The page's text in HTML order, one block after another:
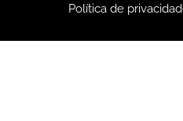
Política de privacidad